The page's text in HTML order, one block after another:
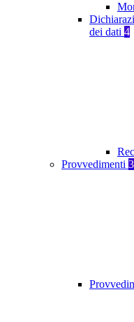
dei dati 4
Provvedimenti